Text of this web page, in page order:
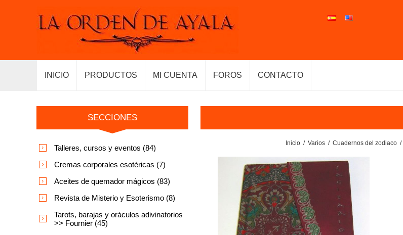
INICIO PRODUCTOS MI CUENTA FOROS CONTACTO
Inicio / Varios / Cuadernos del zodiaco /
SECCIONES
Talleres, cursos y eventos (84)
Cremas corporales esotéricas (7)
Aceites de quemador mágicos (83)
Revista de Misterio y Esoterismo (8)
Tarots, barajas y oráculos adivinatorios
>> Fournier (45)